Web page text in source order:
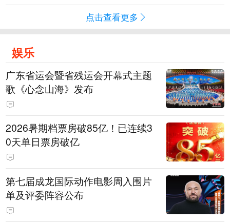
点击查看更多
娱乐
广东省运会暨省残运会开幕式主题
歌《心念山海》发布
2026暑期档票房破85亿！已连续3
0天单日票房破亿
第七届成龙国际动作电影周入围片
单及评委阵容公布